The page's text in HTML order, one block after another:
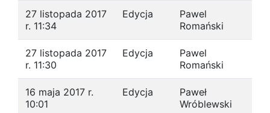
27 listopada 2017
r. 11:34
Edycja
Pawel
Romański
27 listopada 2017
r. 11:30
Edycja
Pawel
Romański
16 maja 2017 r.
10:01
Edycja
Paweł
Wróblewski